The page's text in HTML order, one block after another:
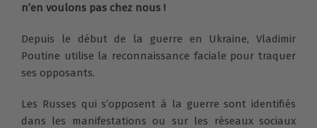
n’en voulons pas chez nous !
Depuis le début de la guerre en Ukraine, Vladimir
Poutine utilise la reconnaissance faciale pour traquer
ses opposants.
Les Russes qui s’opposent à la guerre sont identifiés
dans les manifestations ou sur les réseaux sociaux